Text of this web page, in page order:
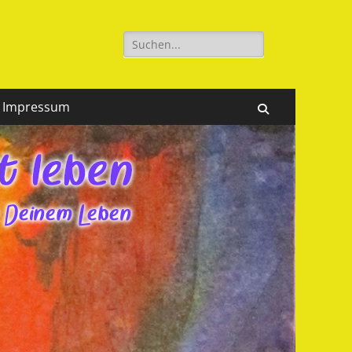
Suchen
nach:
Impressum